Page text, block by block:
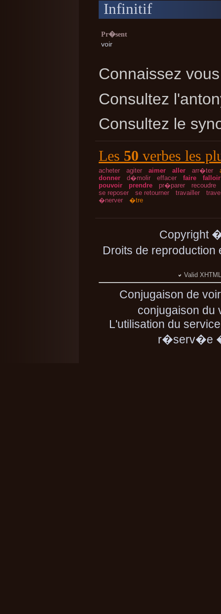
Infinitif
Pr�sent
voir
Connaissez
Consultez
Consultez le
Les 50 verbes les
acheter agiter aimer aller arr�ter
donner
d�molir effacer faire
falloir
pouvoir
prendre pr�parer
recoudre
se reposer
se retourner travailler
�nerver
�tre
Copyright
Droits de
Valid
Conjugaison de
conjugaison
L'utilisation du
r�serv�e �